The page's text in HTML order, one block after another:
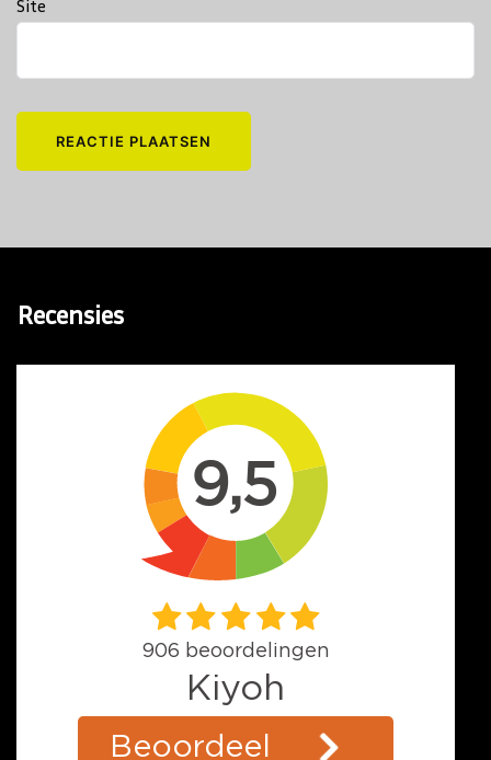
Site
Recensies